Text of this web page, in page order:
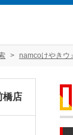
namcoけやきウ
橋店